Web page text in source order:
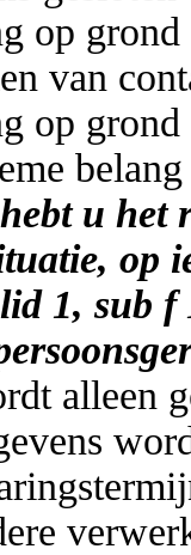
op
van
op
u het
op
1, sub
alleen